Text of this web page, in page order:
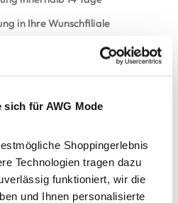
für AWG Mode
Shoppingerlebnis
Technologien tragen dazu
funktioniert, wir die
und Ihnen personalisierte
in Ihre Wunschfiliale